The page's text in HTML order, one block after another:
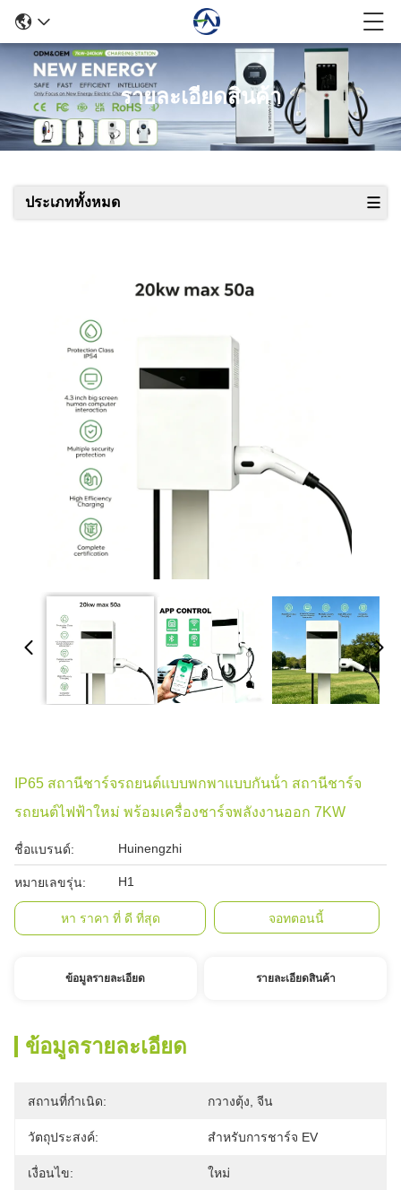
รายละเอียดสินค้า
ประเภททั้งหมด
IP65 สถานีชาร์จรถยนต์แบบพกพาแบบกันน้ํา สถานีชาร์จ
รถยนต์ไฟฟ้าใหม่ พร้อมเครื่องชาร์จพลังงานออก 7KW
ชื่อแบรนด์: Huinengzhi
หมายเลขรุ่น: H1
หา ราคา ที่ ดี ที่สุด จอทตอนนี้
ข้อมูลรายละเอียด รายละเอียดสินค้า
ข้อมูลรายละเอียด
สถานที่กำเนิด: กวางตุ้ง, จีน
วัตถุประสงค์: สำหรับการชาร์จ EV
เงื่อนไข: ใหม่